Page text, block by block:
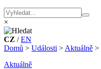
×
CZ /EN
Domů > Události > Aktuálně >
Aktuálně